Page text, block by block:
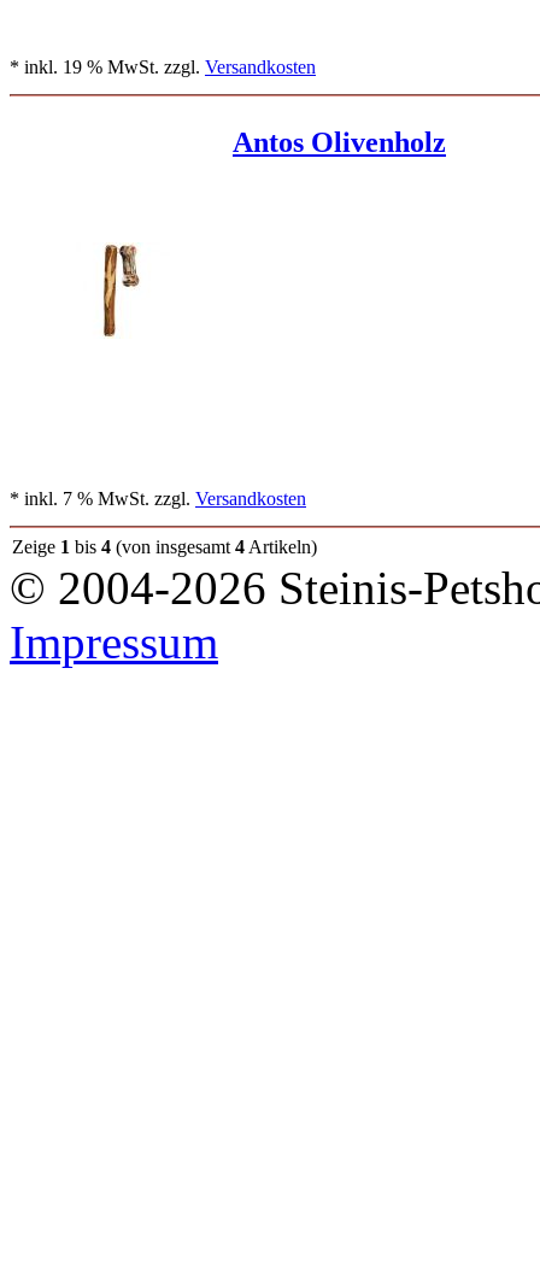
* inkl. 19 % MwSt. zzgl. Versandkosten
Antos Olivenholz
* inkl. 7 % MwSt. zzgl. Versandkosten
Zeige 1 bis 4 (von insgesamt 4 Artikeln)
© 2004-2026 Steinis-
Impressum